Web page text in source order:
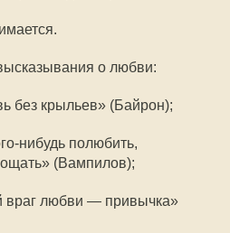
о любви:
без крыльев» (Байрон);
нибудь полюбить,
(Вампилов);
любви — привычка»